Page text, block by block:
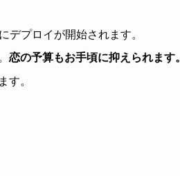
プロイが開始されます。
恋の予算もお手頃に抑えられます。
。